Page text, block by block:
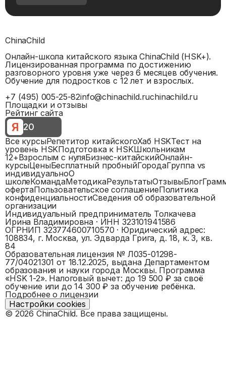
ChinaChild
Онлайн-школа китайского языка ChinaChild (HSK+).
Лицензированная программа по достижению
разговорного уровня уже через 6 месяцев обучения.
Обучение для подростков с 12 лет и взрослых.
+7 (495) 005-25-82info@chinachild.ruchinachild.ru
Площадки и отзывы
Рейтинг сайта
Я 20
Все курсыРепетитор китайскогоХаб HSKТест на
уровень HSKПодготовка к HSKШкольникам
12+Взрослым с нуляБизнес-китайскийОнлайн-
курсыЦеныБесплатный пробныйГородаГруппа vs
индивидуальноО
школеКомандаМетодикаРезультатыОтзывыБлог
офертаПользовательское соглашениеПолитика
конфиденциальностиСведения об образовательной
организации
Индивидуальный предприниматель Толкачева
Ирина Владимировна· ИНН323101941586
ОГРНИП 323774600710570 · Юридический адрес:
108834, г. Москва, ул. Эдварда Грига, д. 18, к. 3, кв.
84
Образовательная лицензия № Л035-01298-
77/04021301 от 18.12.2025, выдана Департаментом
образования и науки города Москвы. Программа
«HSK 1-2». Налоговый вычет: до 19 500 ₽ за своё
обучение или до 14 300 ₽ за обучение ребёнка.
Подробнее о лицензии
Настройки cookies
© 2026 ChinaChild. Все права защищены.